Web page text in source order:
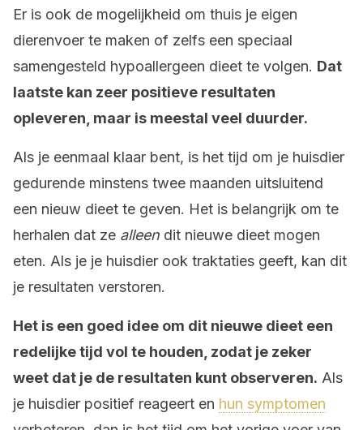
Er is ook de mogelijkheid om thuis je eigen
dierenvoer te maken of zelfs een speciaal
samengesteld hypoallergeen dieet te volgen. Dat
laatste kan zeer positieve resultaten
opleveren, maar is meestal veel duurder.
Als je eenmaal klaar bent, is het tijd om je huisdier
gedurende minstens twee maanden uitsluitend
een nieuw dieet te geven. Het is belangrijk om te
herhalen dat ze alleen dit nieuwe dieet mogen
eten. Als je je huisdier ook traktaties geeft, kan dit
je resultaten verstoren.
Het is een goed idee om dit nieuwe dieet een
redelijke tijd vol te houden, zodat je zeker
weet dat je de resultaten kunt observeren. Als
je huisdier positief reageert en hun symptomen